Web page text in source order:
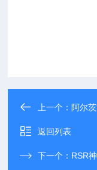
上一个： 阿尔
返回列表
下一个： RSR